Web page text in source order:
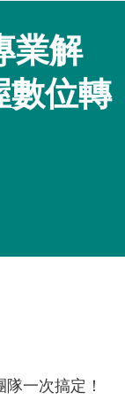
業解
數位轉
一次搞定！